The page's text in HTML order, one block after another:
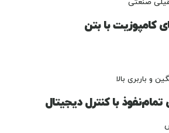
صنعتی
کامپوزیت با بتن
و باربری بالا
با کنترل دیجیتال